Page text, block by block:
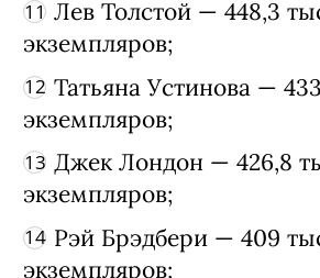
Михаил Булгаков —
экземпляров;
Нора Сакавич — 500
экземпляров;
Луиза Мэй Олкотт —
экземпляров;
Лев Толстой — 448,3